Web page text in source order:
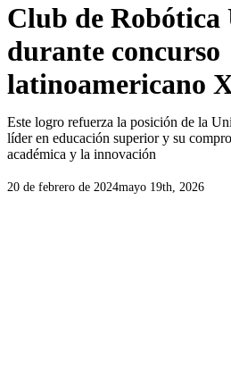
Club de
durante concurso
latinoamericano
Este logro refuerza la posición de la
líder en educación superior y su
académica y la innovación
20 de febrero de 2024mayo 19th, 2026